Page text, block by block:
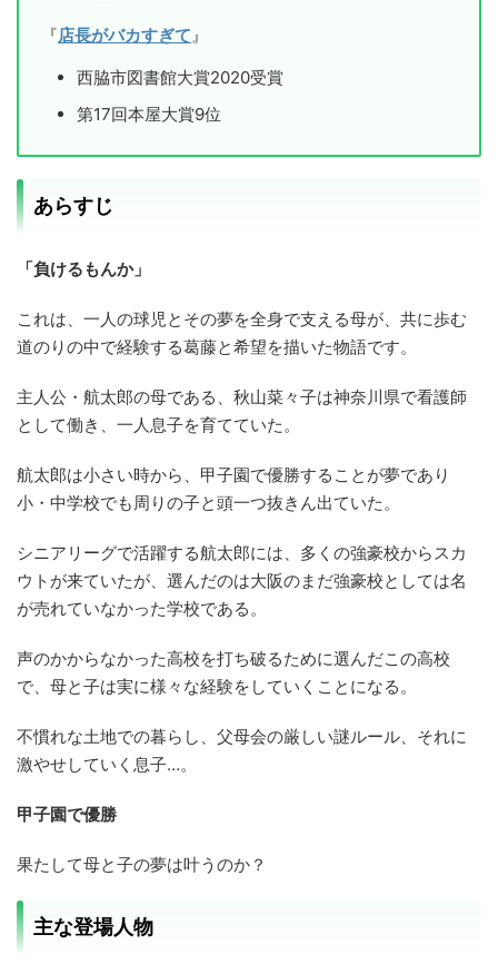
『店長がバカすぎて 』
西脇市図書館大賞2020受賞
第17回本屋大賞9位
あらすじ
「負けるもんか」
これは、一人の球児とその夢を全身で支える母が、共に歩む
道のりの中で経験する葛藤と希望を描いた物語です。
主人公・航太郎の母である、秋山菜々子は神奈川県で看護師
として働き、一人息子を育てていた。
航太郎は小さい時から、甲子園で優勝することが夢であり
小・中学校でも周りの子と頭一つ抜きん出ていた。
シニアリーグで活躍する航太郎には、多くの強豪校からスカ
ウトが来ていたが、選んだのは大阪のまだ強豪校としては名
が売れていなかった学校である。
声のかからなかった高校を打ち破るために選んだこの高校
で、母と子は実に様々な経験をしていくことになる。
不慣れな土地での暮らし、父母会の厳しい謎ルール、それに
激やせしていく息子…。
甲子園で優勝
果たして母と子の夢は叶うのか？
主な登場人物